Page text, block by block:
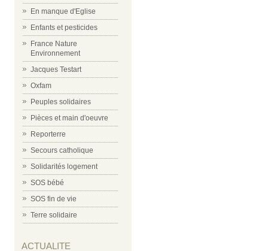
En manque d'Eglise
Enfants et pesticides
France Nature
Environnement
Jacques Testart
Oxfam
Peuples solidaires
Pièces et main d'oeuvre
Reporterre
Secours catholique
Solidarités logement
SOS bébé
SOS fin de vie
Terre solidaire
ACTUALITE